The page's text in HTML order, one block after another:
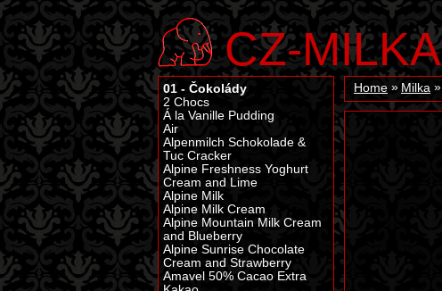
CZ-MILKA
Home Milka
01 - Čokolády
2 Chocs
Á la Vanille Pudding
Air
Alpenmilch Schokolade &
Tuc Cracker
Alpine Freshness Yoghurt
Cream and Lime
Alpine Milk
Alpine Milk Cream
Alpine Mountain Milk Cream
and Blueberry
Alpine Sunrise Chocolate
Cream and Strawberry
Amavel 50% Cacao Extra